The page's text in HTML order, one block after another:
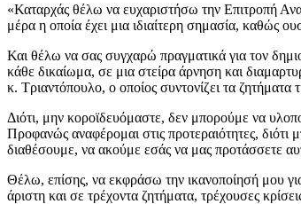
«Καταρχάς θέλω να ευχαριστήσω την Επιτροπή
μέρα η οποία έχει μια ιδιαίτερη σημασία, καθώς
Και θέλω να σας συγχαρώ πραγματικά για τον
κάθε δικαίωμα, σε μια στείρα άρνηση και
κ. Τριαντόπουλο, ο οποίος συντονίζει τα ζητήματα
Διότι, μην κοροϊδευόμαστε, δεν μπορούμε να
Προφανώς αναφέρομαι στις προτεραιότητες,
διαθέσουμε, να ακούμε εσάς να μας προτάσσετε
Θέλω, επίσης, να εκφράσω την ικανοποίησή μου
άριστη και σε τρέχοντα ζητήματα, τρέχουσες